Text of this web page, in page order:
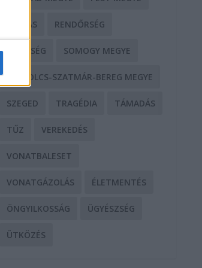
RABLÁS RENDŐRSÉG
SEGÍTSÉG SOMOGY MEGYE
SZABOLCS-SZATMÁR-BEREG MEGYE
SZEGED TRAGÉDIA TÁMADÁS
TŰZ VEREKEDÉS
VONATBALESET
VONATGÁZOLÁS ÉLETMENTÉS
ÖNGYILKOSSÁG ÜGYÉSZSÉG
ÜTKÖZÉS